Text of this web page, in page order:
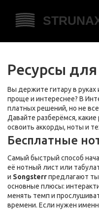
Ресурсы
Вы держите гитару в руках
проще и интереснее? В
платных решений, но не
Давайте разберёмся,
освоить аккорды, ноты и
Бесплатные
Самый быстрый способ
её нотный лист или
и Songsterrпредлагают
основные плюсы:
менять темп и
времени. Если нужен